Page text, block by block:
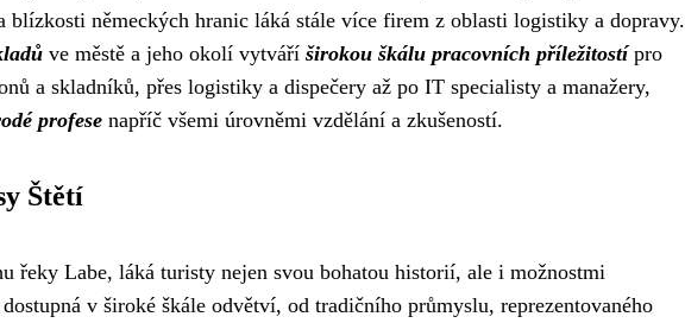
blízkosti německých hranic láká stále více firem z oblasti logistiky a dopravy.
ve městě a jeho okolí vytváří širokou škálu pracovních příležitostípro
a skladníků, přes logistiky a dispečery až po IT specialisty a manažery,
profese napříč všemi úrovněmi vzdělání a zkušeností.
Štětí
řeky Labe, láká turisty nejen svou bohatou historií, ale i možnostmi
v široké škále odvětví, od tradičního průmyslu, reprezentovaného